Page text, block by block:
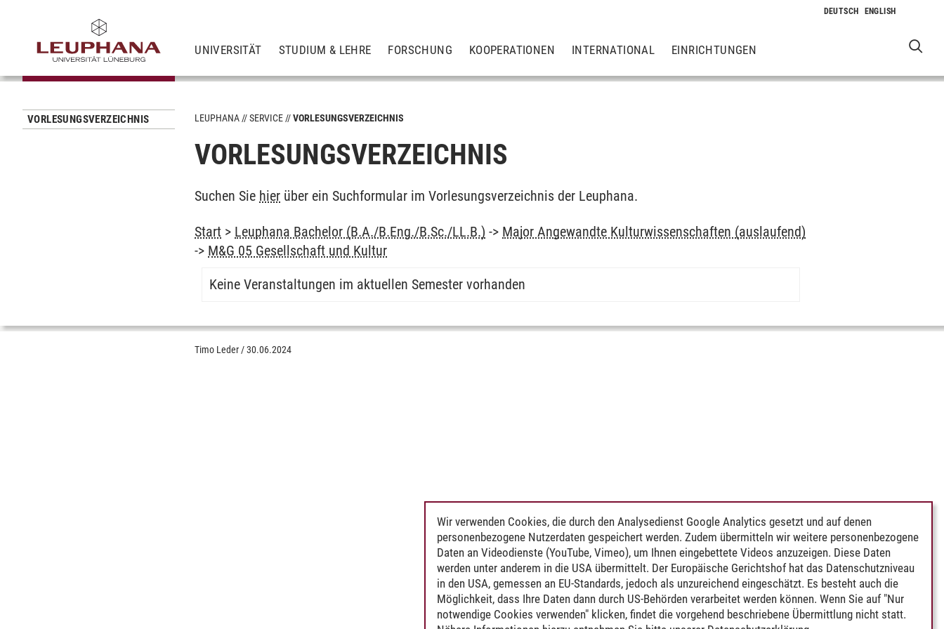
UNIVERSITÄT STUDIUM & LEHRE FORSCHUNG KOOPERATIONEN INTERNATIONAL EINRICHTUNGEN
VORLESUNGSVERZEICHNIS LEUPHANA SERVICE VORLESUNGSVERZEICHNIS
VORLESUNGSVERZEICHNIS
Suchen Sie hier über ein Suchformular im Vorlesungsverzeichnis der Leuphana.
Start > Leuphana Bachelor (B.A./B.Eng./B.Sc./LL.B.) -> Major Angewandte Kulturwissenschaften (auslaufend)
-> M&G 05 Gesellschaft und Kultur
Keine Veranstaltungen im aktuellen Semester vorhanden
Timo Leder /30.06.2024
Wir verwenden Cookies, die durch den Analysedienst Google Analytics gesetzt und auf denen
personenbezogene Nutzerdaten gespeichert werden. Zudem übermitteln wir weitere personenbezogene
Daten an Videodienste (YouTube, Vimeo), um Ihnen eingebettete Videos anzuzeigen. Diese Daten
werden unter anderem in die USA übermittelt. Der Europäische Gerichtshof hat das Datenschutzniveau
in den USA, gemessen an EU-Standards, jedoch als unzureichend eingeschätzt. Es besteht auch die
Möglichkeit, dass Ihre Daten dann durch US-Behörden verarbeitet werden können. Wenn Sie auf "Nur
notwendige Cookies verwenden" klicken, findet die vorgehend beschriebene Übermittlung nicht statt.